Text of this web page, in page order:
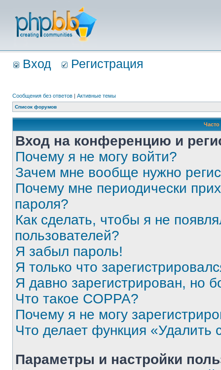
Вход Регистрация
Сообщения без ответов | Активные темы
Список форумов
Вход на конференцию и
Почему я не могу войти?
Зачем мне вообще нужно
Почему мне периодически
пароля?
Как сделать, чтобы я не
пользователей?
Я забыл пароль!
Я только что
Я давно зарегистрирован, но
Что такое COPPA?
Почему я не могу
Что делает функция «Удалить
Параметры и настройки